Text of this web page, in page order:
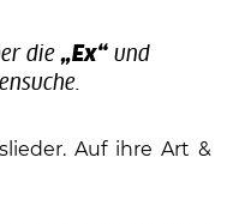
die„Ex“ und
Auf ihre Art &